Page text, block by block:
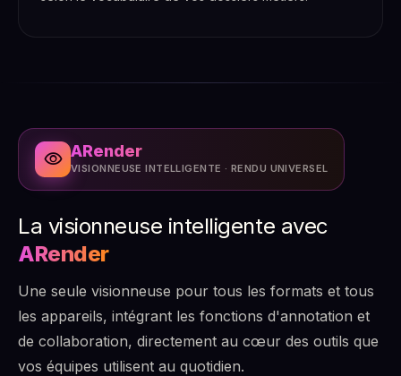
quelques jours, et non en plusieurs sprints.
d'activité.
changement de politique ou de conformité.
rapidité, optimisés sur des preuves tangibles
plutôt que sur de simples hypothèses.
visibility ARender
VISIONNEUSE INTELLIGENTE · RENDU UNIVERSEL
La visionneuse intelligente avec
ARender
Une seule visionneuse pour tous les formats et tous
les appareils, intégrant les fonctions d'annotation et
de collaboration, directement au cœur des outils que
vos équipes utilisent au quotidien.